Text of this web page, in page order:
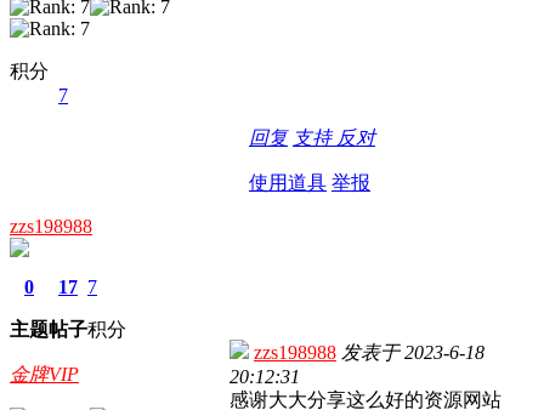
积分
7
回复 支持 反对
使用道具 举报
zzs198988
0
主题
17
帖子
7
积分
金牌VIP
zzs198988 发表于2023-6-18
20:12:31
感谢大大分享这么好的资源网站